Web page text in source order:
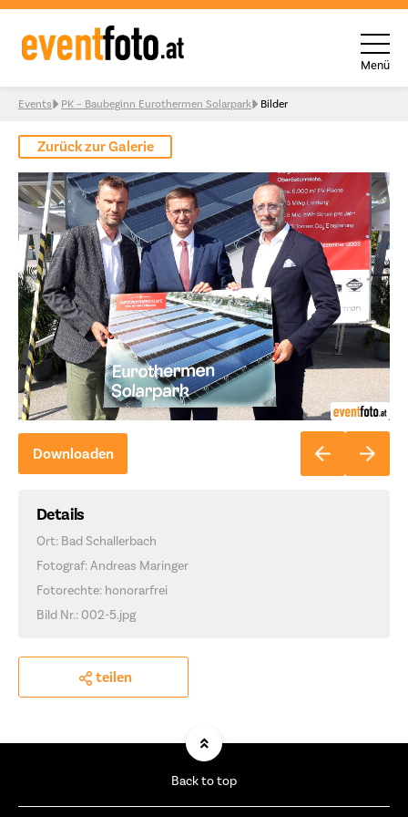
Skip to content
Menü
Events PK – Baubeginn Eurothermen Solarpark Bilder
Zurück zur Galerie
Downloaden
Details
Ort: Bad Schallerbach
Fotograf: Andreas Maringer
Fotorechte: honorarfrei
Bild Nr.: 002-5.jpg
teilen
Back to top